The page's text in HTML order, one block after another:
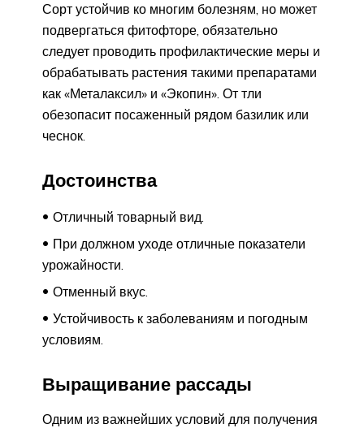
Сорт устойчив ко многим болезням, но может
подвергаться фитофторе, обязательно
следует проводить профилактические меры и
обрабатывать растения такими препаратами
как «Металаксил» и «Экопин». От тли
обезопасит посаженный рядом базилик или
чеснок.
Достоинства
Отличный товарный вид.
При должном уходе отличные показатели
урожайности.
Отменный вкус.
Устойчивость к заболеваниям и погодным
условиям.
Выращивание рассады
Одним из важнейших условий для получения